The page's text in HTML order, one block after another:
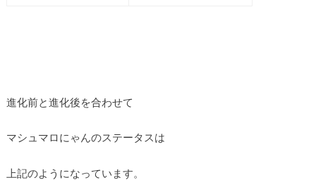
進化前と進化後を合わせて
マシュマロにゃんのステータスは
上記のようになっています。